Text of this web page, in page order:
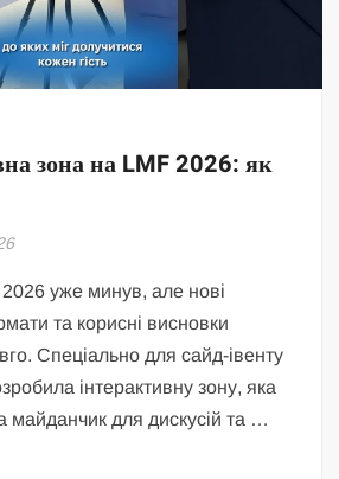
зона на LMF 2026: як
уже минув, але нові
та корисні висновки
Спеціально для сайд-івенту
інтерактивну зону, яка
майданчик для дискусій та …